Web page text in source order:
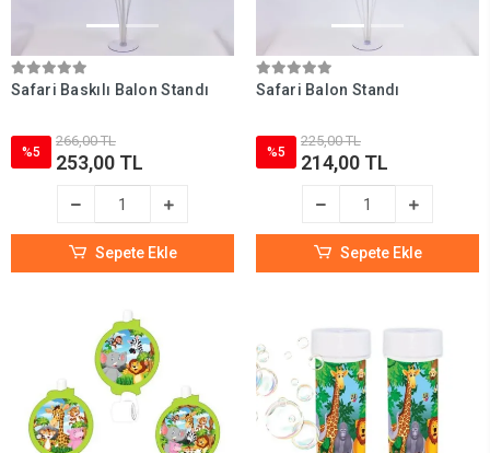
Safari Baskılı Balon Standı
%5
266,00 TL
253,00 TL
Sepete Ekle
Safari Balon Standı
%5
225,00 TL
214,00 TL
Sepete Ekle